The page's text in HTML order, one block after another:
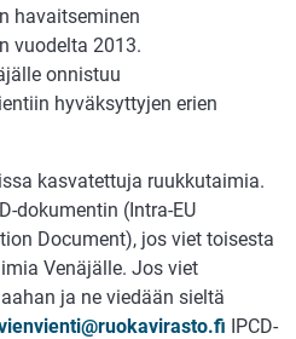
havaitseminen
vuodelta 2013.
onnistuu
hyväksyttyjen erien
kasvatettuja ruukkutaimia.
dokumentin (Intra-EU
Document), jos viet toisesta
Venäjälle. Jos viet
ja ne viedään sieltä
IPCD-